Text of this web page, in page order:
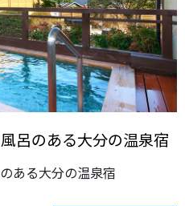
呂のある大分の温泉宿
ある大分の温泉宿